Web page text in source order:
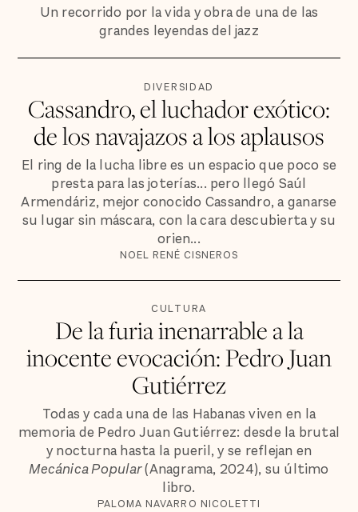
Un recorrido por la vida y obra de una de las
grandes leyendas del jazz
DIVERSIDAD
Cassandro, el luchador exótico:
de los navajazos a los aplausos
El ring de la lucha libre es un espacio que poco se
presta para las joterías... pero llegó Saúl
Armendáriz, mejor conocido Cassandro, a ganarse
su lugar sin máscara, con la cara descubierta y su
orien...
NOEL RENÉ CISNEROS
CULTURA
De la furia inenarrable a la
inocente evocación: Pedro Juan
Gutiérrez
Todas y cada una de las Habanas viven en la
memoria de Pedro Juan Gutiérrez: desde la brutal
y nocturna hasta la pueril, y se reflejan en
Mecánica Popular(Anagrama, 2024), su último
libro.
PALOMA NAVARRO NICOLETTI